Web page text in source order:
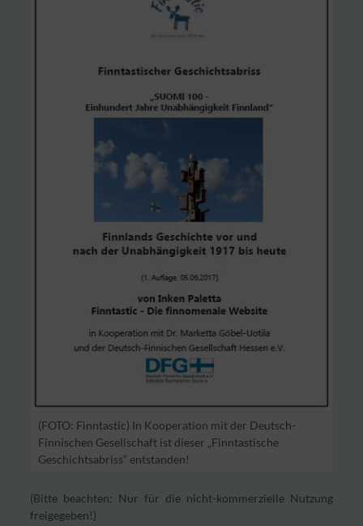
(FOTO: Finntastic) In Kooperation mit der Deutsch-
Finnischen Gesellschaft ist dieser „Finntastische
Geschichtsabriss“ entstanden!
(Bitte beachten: Nur für die nicht-kommerzielle Nutzung
freigegeben!)